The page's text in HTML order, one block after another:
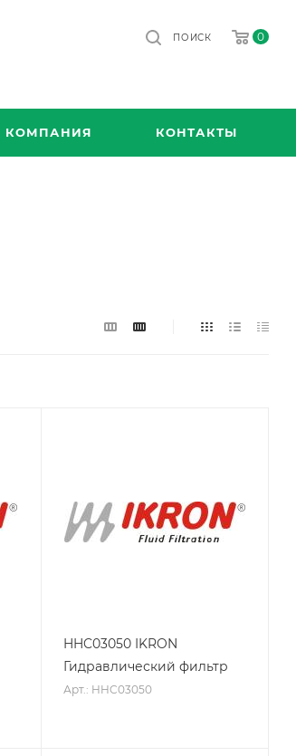
0
ПОИСК
КОМПАНИЯ КОНТАКТЫ
HHC03050 IKRON
Гидравлический фильтр
Арт.: HHC03050